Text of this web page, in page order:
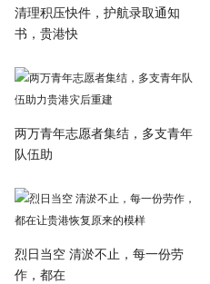
清理积压快件，护航录取通知
书，贵港快
两万青年志愿者集结，多支青年
队伍助
烈日当空 清淤不止，每一份劳
作，都在